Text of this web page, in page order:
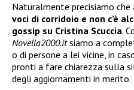
Naturalmente precisiamo che
voci di corridoio e non c’è
gossip su Cristina Scuccia.
Novella2000.itsiamo a
o di persone a lei vicine, in
pronti a fare chiarezza sulla
degli aggiornamenti in merito.